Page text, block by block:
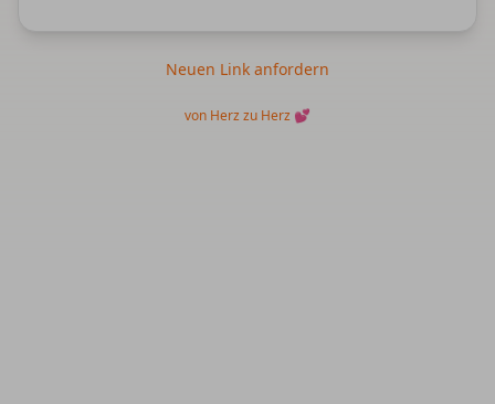
Neuen Link anfordern
von Herz zu Herz 💕